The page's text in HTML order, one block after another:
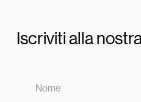
Iscriviti alla